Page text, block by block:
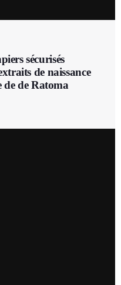
sécurisés
de naissance
de Ratoma